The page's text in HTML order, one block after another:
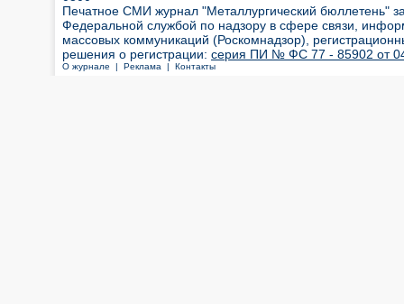
Печатное СМИ журнал "Металлургический бюллетень"
Федеральной службой по надзору в сфере связи,
массовых коммуникаций (Роскомнадзор),
решения о регистрации: серия ПИ № ФС 77 - 85902 от 04
О журнале | Реклама | Контакты